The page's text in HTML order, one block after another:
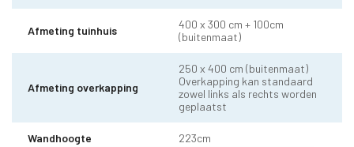
Afmeting tuinhuis
400 x 300 cm + 100cm
(buitenmaat)
Afmeting overkapping
250 x 400 cm (buitenmaat)
Overkapping kan standaard
zowel links als rechts worden
geplaatst
Wandhoogte 223cm